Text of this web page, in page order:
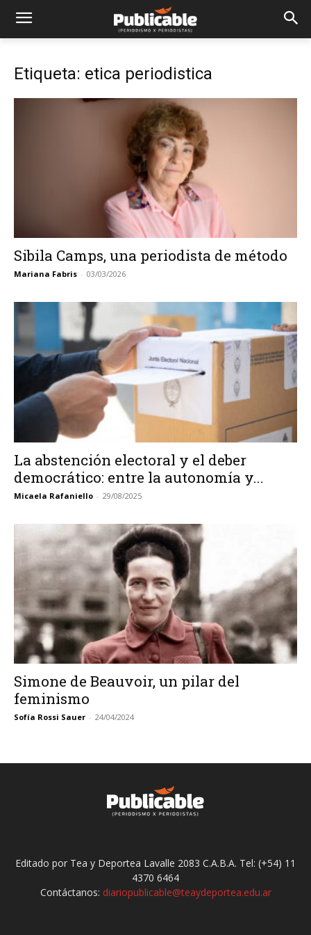
Etiqueta: etica periodistica
Sibila Camps, una periodista de método
Mariana Fabris - 03/03/2026
La abstención electoral y el deber
democrático: entre la autonomía y...
Micaela Rafaniello - 29/08/2025
Simone de Beauvoir, un pilar del
feminismo
Sofía Rossi Sauer - 24/04/2024
Editado por Tea y Deportea Lavalle 2083 C.A.B.A. Tel: (+54) 11
4370 6464
Contáctanos: diariopublicable@teaydeportea.edu.ar